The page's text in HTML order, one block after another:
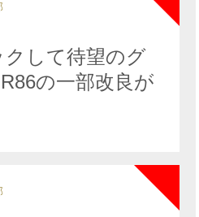
クして待望のグ
の一部改良が